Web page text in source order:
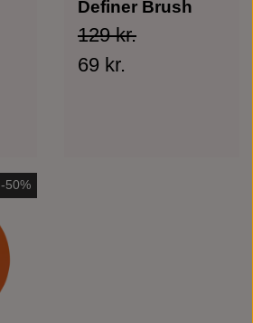
Definer Brush
129 kr.
69 kr.
-50%